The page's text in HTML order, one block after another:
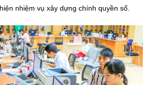
tử
nhiệm vụ xây dựng chính quyền số.